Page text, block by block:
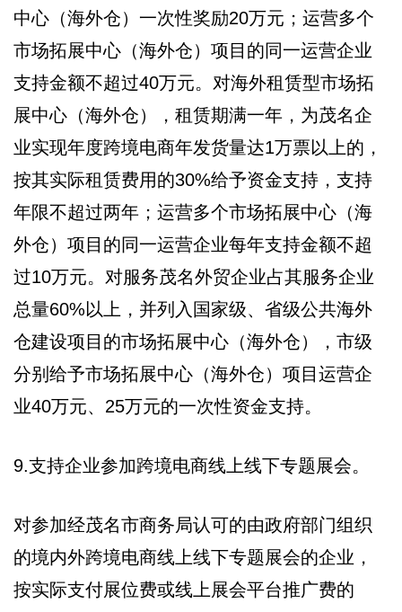
中心（海外仓）一次性奖励20万元；运营多个
市场拓展中心（海外仓）项目的同一运营企业
支持金额不超过40万元。对海外租赁型市场拓
展中心（海外仓），租赁期满一年，为茂名企
业实现年度跨境电商年发货量达1万票以上的，
按其实际租赁费用的30%给予资金支持，支持
年限不超过两年；运营多个市场拓展中心（海
外仓）项目的同一运营企业每年支持金额不超
过10万元。对服务茂名外贸企业占其服务企业
总量60%以上，并列入国家级、省级公共海外
仓建设项目的市场拓展中心（海外仓），市级
分别给予市场拓展中心（海外仓）项目运营企
业40万元、25万元的一次性资金支持。
9.支持企业参加跨境电商线上线下专题展会。
对参加经茂名市商务局认可的由政府部门组织
的境内外跨境电商线上线下专题展会的企业，
按实际支付展位费或线上展会平台推广费的